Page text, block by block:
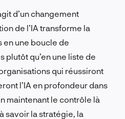
d’un changement
de l’IA transforme la
en une boucle de
plutôt qu’en une liste de
qui réussiront
l’IA en profondeur dans
maintenant le contrôle là
savoir la stratégie, la